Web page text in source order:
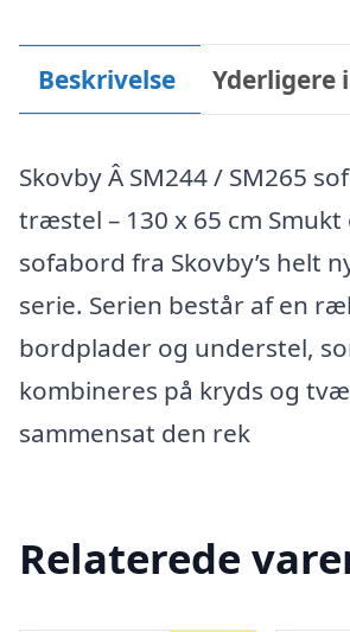
Beskrivelse Yderligere
Skovby Â SM244 / SM265
træstel – 130 x 65 cm
sofabord fra Skovby’s helt
serie. Serien består af en
bordplader og understel,
kombineres på kryds og
sammensat den rek
Relaterede